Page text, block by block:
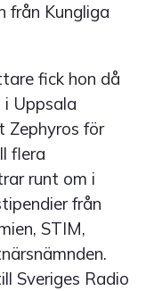
från Kungliga
fick hon då
i Uppsala
Zephyros för
flera
runt om i
från
STIM,
Sveriges Radio